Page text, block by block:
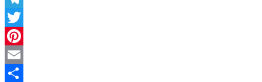
Telegram
Twitter
Pinterest
Email